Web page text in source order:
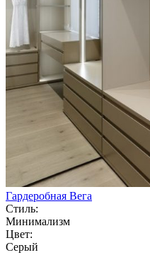
Гардеробная Вега
Стиль:
Минимализм
Цвет:
Серый